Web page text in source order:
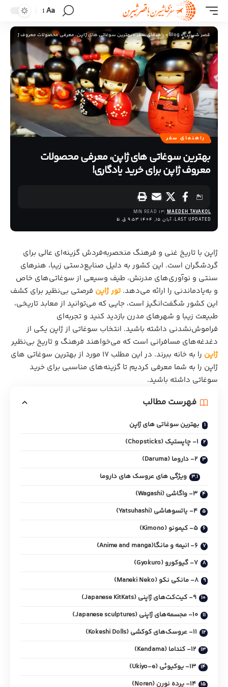
Aa
قصر شیرین>
Blog
>راهنمای سفر>بهترین سوغاتی‌ های ژاپن، معرفی محصولات معروف ژاپن برای
راهنمای سفر
بهترین سوغاتی‌ های ژاپن، معرفی محصولات
معروف ژاپن برای خرید یادگاری!
LAST UPDATED: آبان 15, 1404 9:53 ق.ظ
MAEDEH TAVAKOL
13 MIN READ
ژاپن با تاریخ غنی و فرهنگ منحصربه‌فردش گزینه‌ای عالی برای
گردشگران است. این کشور به دلیل صنایع‌دستی زیبا، هنرهای
سنتی و نوآوری‌های مدرنش، طیف وسیعی از سوغاتی‌های خاص
و به‌یادماندنی را ارائه می‌دهد.تور ژاپن فرصتی بی‌نظیر برای کشف
این کشور شگفت‌انگیز است، جایی که می‌توانید از معابد تاریخی،
طبیعت زیبا و شهرهای مدرن بازدید کنید و تجربه‌ای
فراموش‌نشدنی داشته باشید. انتخاب سوغاتی از ژاپن یکی از
دغدغه‌های مسافرانی است که می‌خواهند فرهنگ و تاریخ بی‌نظیر
ژاپن
را به خانه ببرند. در این مطلب 17 مورد از بهترین سوغاتی‌ های
ژاپن را به شما معرفی کردیم تا گزینه‌های مناسبی برای خرید
سوغاتی داشته باشید.
فهرست مطالب
بهترین سوغاتی های ژاپن
1- چاپستیک (Chopsticks)
2- داروما (Daruma)
ویژگی های عروسک های داروما
3- واگاشی (Wagashi)
4- یاتسوهاشی (Yatsuhashi)
5- کیمونو (Kimono)
6- انیمه و مانگا(Anime and manga)
7- گیوکورو (Gyokuro)
8- مانکی نکو (Maneki Neko)
9- کیت‌کت‌های ژاپنی (Japanese KitKats)
10- مجسمه‌های ژاپنی (Japanese sculptures)
11- عروسک‌های کوکشی (Kokeshi Dolls)
12- کنداما (Kendama)
13- یوکیوئی (Ukiyo-e)
14- پرده نورن (Noren)